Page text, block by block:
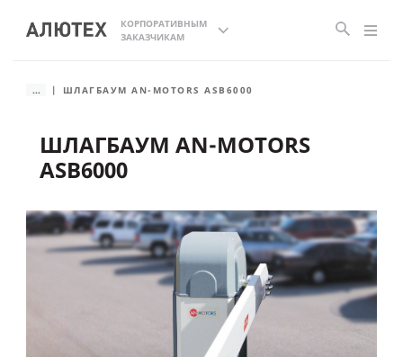
КОРПОРАТИВНЫМ
ЗАКАЗЧИКАМ
ШЛАГБАУМ AN-MOTORS
ASB6000
... ШЛАГБАУМ AN-MOTORS ASB6000